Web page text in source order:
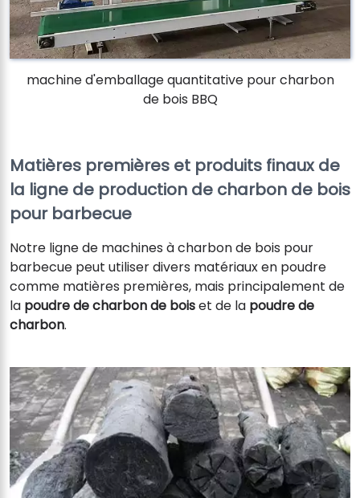
machine d'emballage quantitative pour charbon
de bois BBQ
Matières premières et produits finaux de
la ligne de production de charbon de bois
pour barbecue
Notre ligne de machines à charbon de bois pour
barbecue peut utiliser divers matériaux en poudre
comme matières premières, mais principalement de
la poudre de charbon de boiset de la poudre de
charbon.